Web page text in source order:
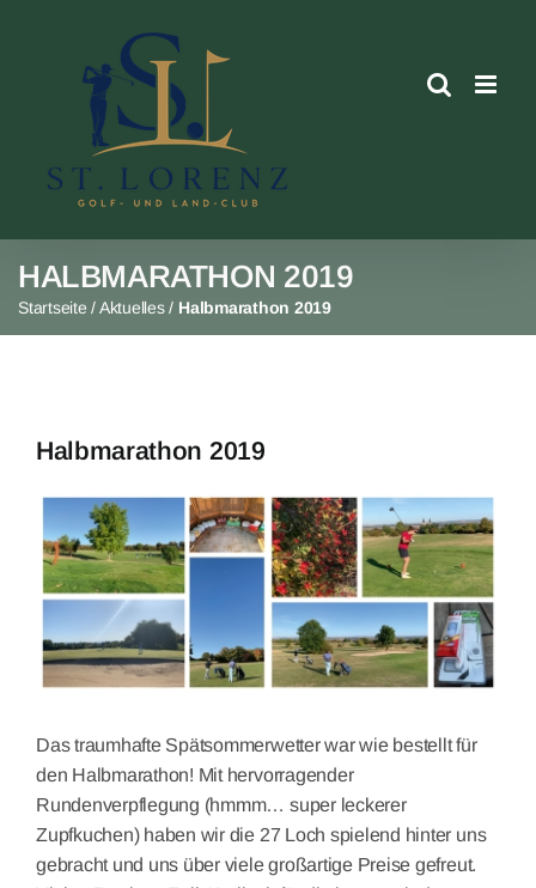
HALBMARATHON 2019
Startseite /Aktuelles/ Halbmarathon 2019
Halbmarathon 2019
View
Larger
Image
Das traumhafte Spätsommerwetter war wie bestellt für
den Halbmarathon! Mit hervorragender
Rundenverpflegung (hmmm… super leckerer
Zupfkuchen) haben wir die 27 Loch spielend hinter uns
gebracht und uns über viele großartige Preise gefreut.